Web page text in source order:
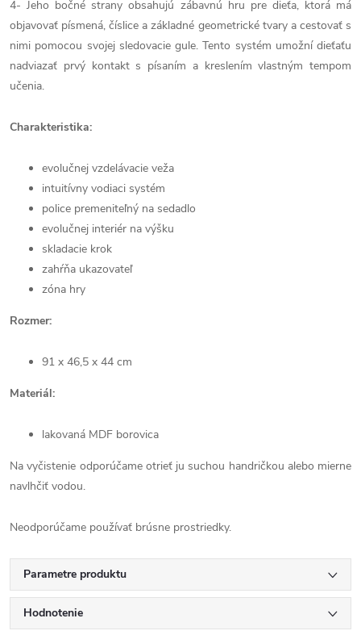
4- Jeho bočné strany obsahujú zábavnú hru pre dieťa, ktorá má
objavovať písmená, číslice a základné geometrické tvary a cestovať s
nimi pomocou svojej sledovacie gule. Tento systém umožní dieťaťu
nadviazať prvý kontakt s písaním a kreslením vlastným tempom
učenia.
Charakteristika:
evolučnej vzdelávacie veža
intuitívny vodiaci systém
police premeniteľný na sedadlo
evolučnej interiér na výšku
skladacie krok
zahŕňa ukazovateľ
zóna hry
Rozmer:
91 x 46,5 x 44 cm
Materiál:
lakovaná MDF borovica
Na vyčistenie odporúčame otrieť ju suchou handričkou alebo mierne
navlhčiť vodou.
Neodporúčame používať brúsne prostriedky.
Parametre produktu
Hodnotenie